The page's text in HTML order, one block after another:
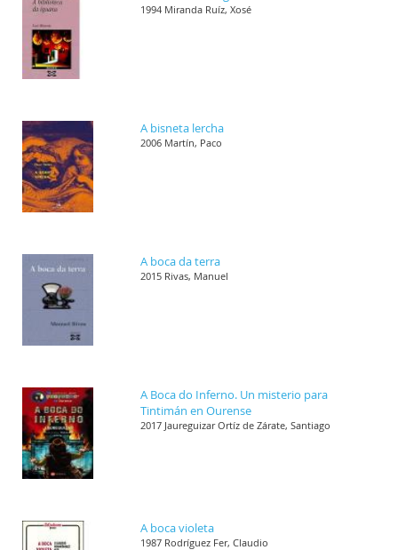
1994 Miranda Ruíz, Xosé
A bisneta lercha
2006 Martín, Paco
A boca da terra
2015 Rivas, Manuel
A Boca do Inferno. Un misterio para
Tintimán en Ourense
2017 Jaureguizar Ortíz de Zárate, Santiago
A boca violeta
1987 Rodríguez Fer, Claudio